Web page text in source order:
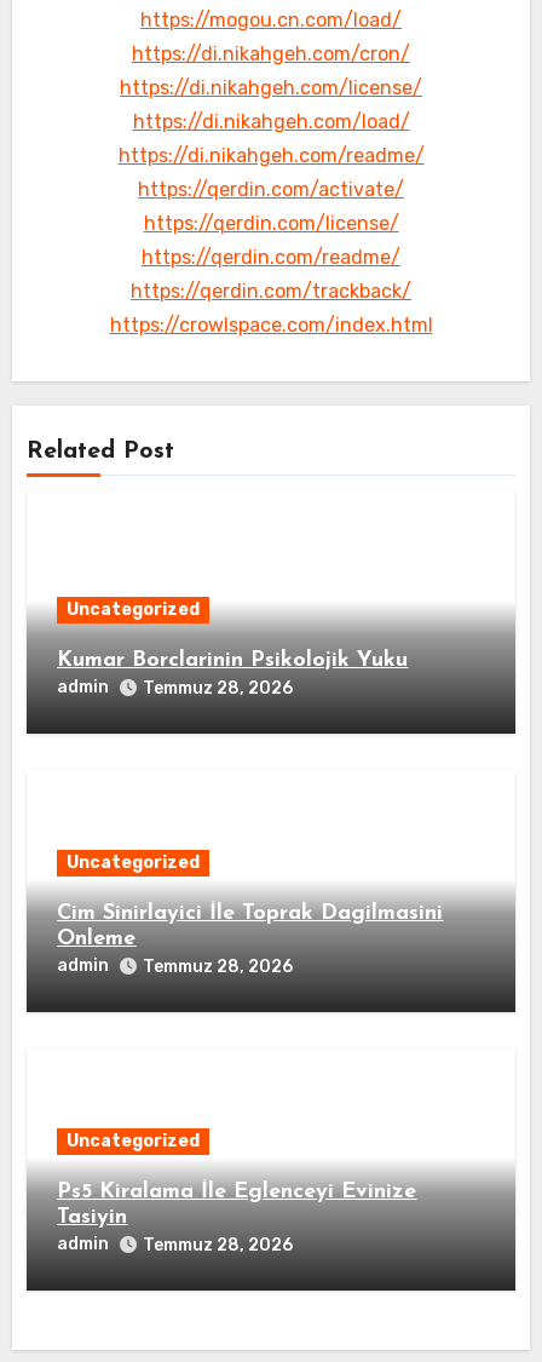
https://mogou.cn.com/load/
https://di.nikahgeh.com/cron/
https://di.nikahgeh.com/license/
https://di.nikahgeh.com/load/
https://di.nikahgeh.com/readme/
https://qerdin.com/activate/
https://qerdin.com/license/
https://qerdin.com/readme/
https://qerdin.com/trackback/
https://crowlspace.com/index.html
Related Post
Uncategorized
Kumar Borclarinin Psikolojik Yuku
admin Temmuz 28, 2026
Uncategorized
Cim Sinirlayici İle Toprak Dagilmasini
Onleme
admin Temmuz 28, 2026
Uncategorized
Ps5 Kiralama İle Eglenceyi Evinize
Tasiyin
admin Temmuz 28, 2026